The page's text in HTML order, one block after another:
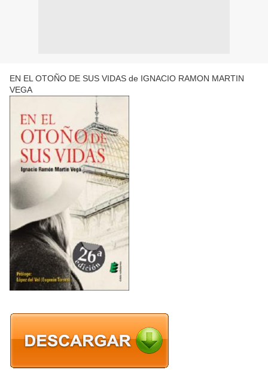
EN EL OTOÑO DE SUS VIDAS de IGNACIO RAMON MARTIN
VEGA